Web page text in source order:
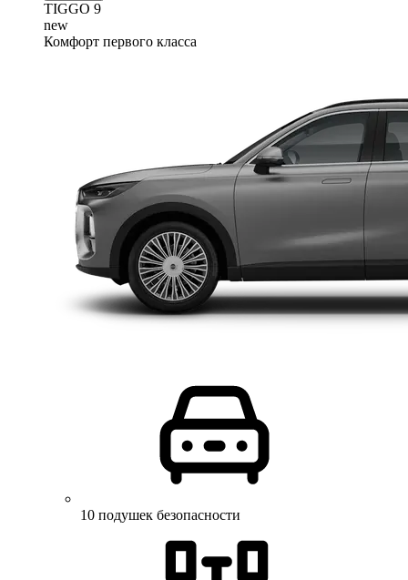
TIGGO 9
new
Комфорт первого класса
10 подушек безопасности